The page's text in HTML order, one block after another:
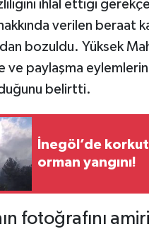
ihlal ettiği
verilen beraat
bozuldu. Yüksek
ve paylaşma
belirtti.
İnegöl’de
orman yangını!
fotoğrafını